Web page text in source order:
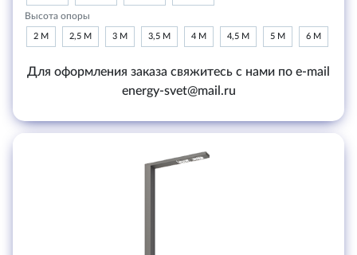
Высота опоры
2 М 2,5 М 3 М 3,5 М 4 М 4,5 М 5 М 6 М
Для оформления заказа свяжитесь с нами по e-mail
energy-svet@mail.ru